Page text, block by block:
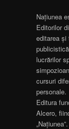
Națiunea
Editorilor
editarea și
lucrărilor
cursuri
personale.
Editura
Alcero,
„Națiunea”.